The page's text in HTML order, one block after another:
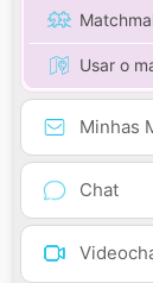
Usar o
Minhas
Chat